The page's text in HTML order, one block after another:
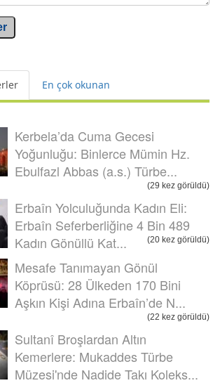
En çok okunan
Kerbela’da Cuma Gecesi
Yoğunluğu: Binlerce Mümin Hz.
Ebulfazl Abbas (a.s.) Türbe...
(29 kez görüldü)
Erbaîn Yolculuğunda Kadın Eli:
Erbaîn Seferberliğine 4 Bin 489
Kadın Gönüllü Kat...
(20 kez görüldü)
Mesafe Tanımayan Gönül
Köprüsü: 28 Ülkeden 170 Bini
Aşkın Kişi Adına Erbaîn’de N...
(22 kez görüldü)
Sultanî Broşlardan Altın
Kemerlere: Mukaddes Türbe
Müzesi'nde Nadide Takı Koleks...